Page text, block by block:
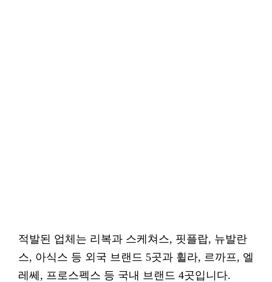
적발된 업체는 리복과 스케쳐스, 핏플랍, 뉴발란
스, 아식스 등 외국 브랜드 5곳과 휠라, 르까프, 엘
레쎄, 프로스펙스 등 국내 브랜드 4곳입니다.